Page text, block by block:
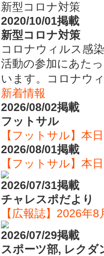
新型コロナ対策
2020/10/01掲載
新型コロナ対策
コロナウィルス感
活動の参加にあた
います。コロナウ
新着情報
2026/08/02掲載
フットサル
【フットサル】本
2026/08/01掲載
【フットサル】本
2026/07/31掲載
チャレスポだより
【広報誌】2026年8
2026/07/29掲載
スポーツ部, レクダ